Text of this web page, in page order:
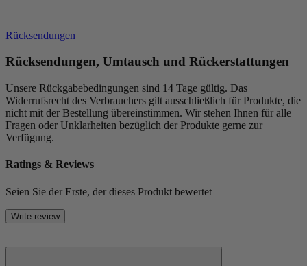
Rücksendungen
Rücksendungen, Umtausch und Rückerstattungen
Unsere Rückgabebedingungen sind 14 Tage gültig. Das
Widerrufsrecht des Verbrauchers gilt ausschließlich für Produkte, die
nicht mit der Bestellung übereinstimmen. Wir stehen Ihnen für alle
Fragen oder Unklarheiten bezüglich der Produkte gerne zur
Verfügung.
Ratings & Reviews
Seien Sie der Erste, der dieses Produkt bewertet
Write review